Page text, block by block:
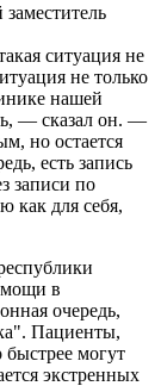
ситуация не
не только
нашей
— сказал он. —
но остается
есть запись
записи по
как для себя,
в
очередь,
Пациенты,
могут
экстренных